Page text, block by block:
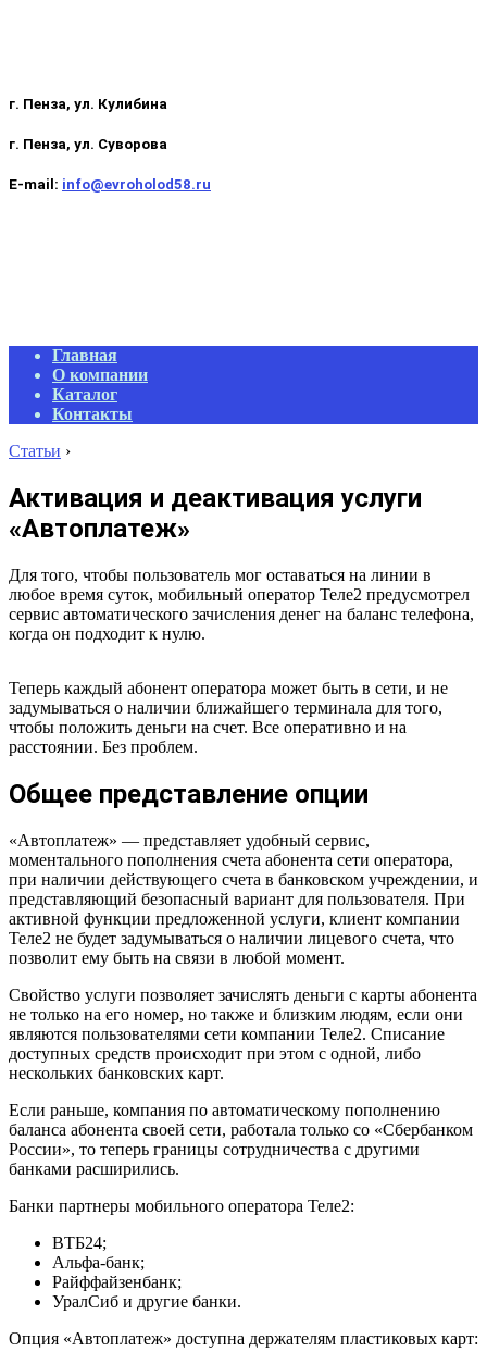
г. Пенза, ул. Кулибина
г. Пенза, ул. Суворова
E-mail: info@evroholod58.ru
Primary
Navigation
Menu
Главная
О компании
Каталог
Контакты
Статьи ›
Активация и деактивация услуги
«Автоплатеж»
Для того, чтобы пользователь мог оставаться на линии в
любое время суток, мобильный оператор Теле2 предусмотрел
сервис автоматического зачисления денег на баланс телефона,
когда он подходит к нулю.
Теперь каждый абонент оператора может быть в сети, и не
задумываться о наличии ближайшего терминала для того,
чтобы положить деньги на счет. Все оперативно и на
расстоянии. Без проблем.
Общее представление опции
«Автоплатеж» — представляет удобный сервис,
моментального пополнения счета абонента сети оператора,
при наличии действующего счета в банковском учреждении, и
представляющий безопасный вариант для пользователя. При
активной функции предложенной услуги, клиент компании
Теле2 не будет задумываться о наличии лицевого счета, что
позволит ему быть на связи в любой момент.
Свойство услуги позволяет зачислять деньги с карты абонента
не только на его номер, но также и близким людям, если они
являются пользователями сети компании Теле2. Списание
доступных средств происходит при этом с одной, либо
нескольких банковских карт.
Если раньше, компания по автоматическому пополнению
баланса абонента своей сети, работала только со «Сбербанком
России», то теперь границы сотрудничества с другими
банками расширились.
Банки партнеры мобильного оператора Теле2:
ВТБ24;
Альфа-банк;
Райффайзенбанк;
УралСиб и другие банки.
Опция «Автоплатеж» доступна держателям пластиковых карт: